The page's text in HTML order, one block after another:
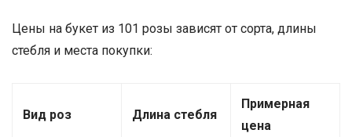
Цены на букет из 101 розы зависят от сорта, длины
стебля и места покупки:
Вид роз Длина стебля
Примерная
цена